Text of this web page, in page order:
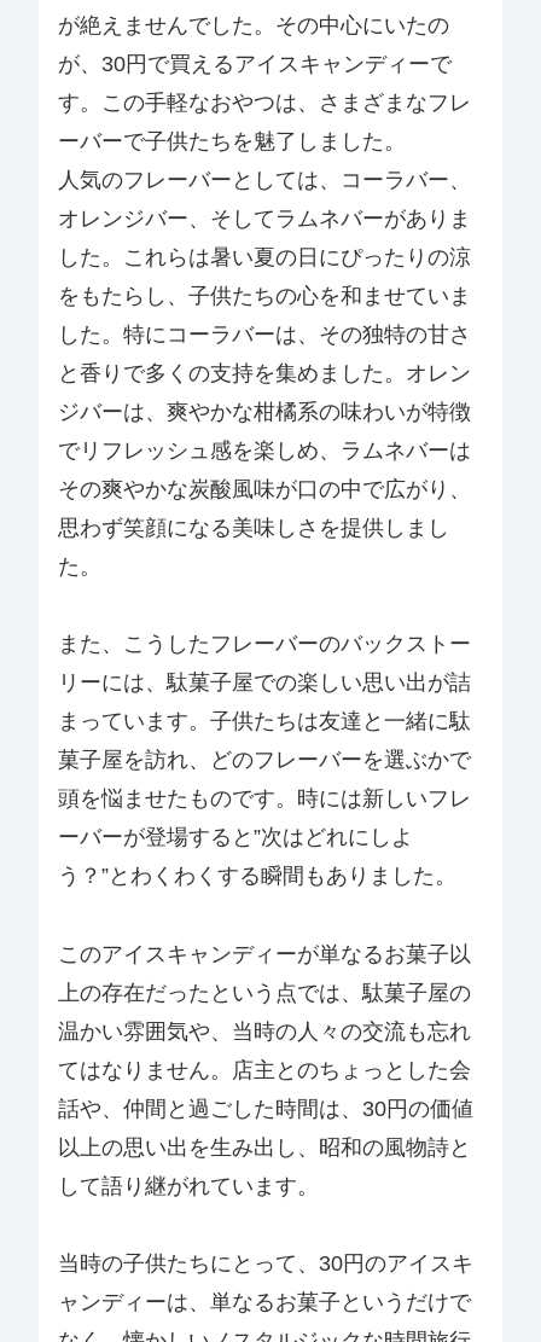
が絶えませんでした。その中心にいたの
が、30円で買えるアイスキャンディーで
す。この手軽なおやつは、さまざまなフレ
ーバーで子供たちを魅了しました。
人気のフレーバーとしては、コーラバー、
オレンジバー、そしてラムネバーがありま
した。これらは暑い夏の日にぴったりの涼
をもたらし、子供たちの心を和ませていま
した。特にコーラバーは、その独特の甘さ
と香りで多くの支持を集めました。オレン
ジバーは、爽やかな柑橘系の味わいが特徴
でリフレッシュ感を楽しめ、ラムネバーは
その爽やかな炭酸風味が口の中で広がり、
思わず笑顔になる美味しさを提供しまし
た。
また、こうしたフレーバーのバックストー
リーには、駄菓子屋での楽しい思い出が詰
まっています。子供たちは友達と一緒に駄
菓子屋を訪れ、どのフレーバーを選ぶかで
頭を悩ませたものです。時には新しいフレ
ーバーが登場すると”次はどれにしよ
う？”とわくわくする瞬間もありました。
このアイスキャンディーが単なるお菓子以
上の存在だったという点では、駄菓子屋の
温かい雰囲気や、当時の人々の交流も忘れ
てはなりません。店主とのちょっとした会
話や、仲間と過ごした時間は、30円の価値
以上の思い出を生み出し、昭和の風物詩と
して語り継がれています。
当時の子供たちにとって、30円のアイスキ
ャンディーは、単なるお菓子というだけで